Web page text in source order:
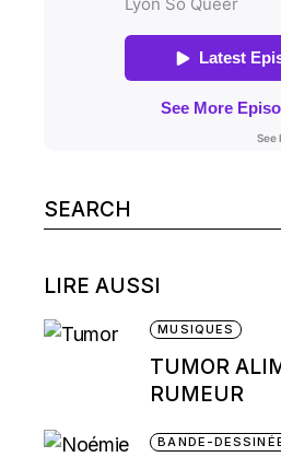
Search
for:
LIRE AUSSI
MUSIQUES
TUMOR
RUMEUR
BANDE-